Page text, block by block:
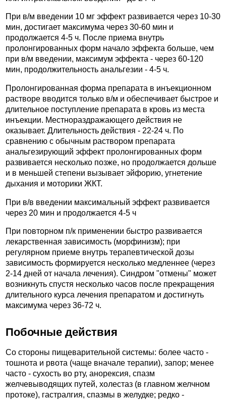
При в/м введении 10 мг эффект развивается через 10-30
мин, достигает максимума через 30-60 мин и
продолжается 4-5 ч. После приема внутрь
пролонгированных форм начало эффекта больше, чем
при в/м введении, максимум эффекта - через 60-120
мин, продолжительность анальгезии - 4-5 ч.
Пролонгированная форма препарата в инъекционном
растворе вводится только в/м и обеспечивает быстрое и
длительное поступление препарата в кровь из места
инъекции. Местнораздражающего действия не
оказывает. Длительность действия - 22-24 ч. По
сравнению с обычным раствором препарата
анальгезирующий эффект пролонгированных форм
развивается несколько позже, но продолжается дольше
и в меньшей степени вызывает эйфорию, угнетение
дыхания и моторики ЖКТ.
При в/в введении максимальный эффект развивается
через 20 мин и продолжается 4-5 ч
При повторном п/к применении быстро развивается
лекарственная зависимость (морфинизм); при
регулярном приеме внутрь терапевтической дозы
зависимость формируется несколько медленнее (через
2-14 дней от начала лечения). Синдром "отмены" может
возникнуть спустя несколько часов после прекращения
длительного курса лечения препаратом и достигнуть
максимума через 36-72 ч.
Побочные действия
Со стороны пищеварительной системы: более часто -
тошнота и рвота (чаще вначале терапии), запор; менее
часто - сухость во рту, анорексия, спазм
желчевыводящих путей, холестаз (в главном желчном
протоке), гастралгия, спазмы в желудке; редко -